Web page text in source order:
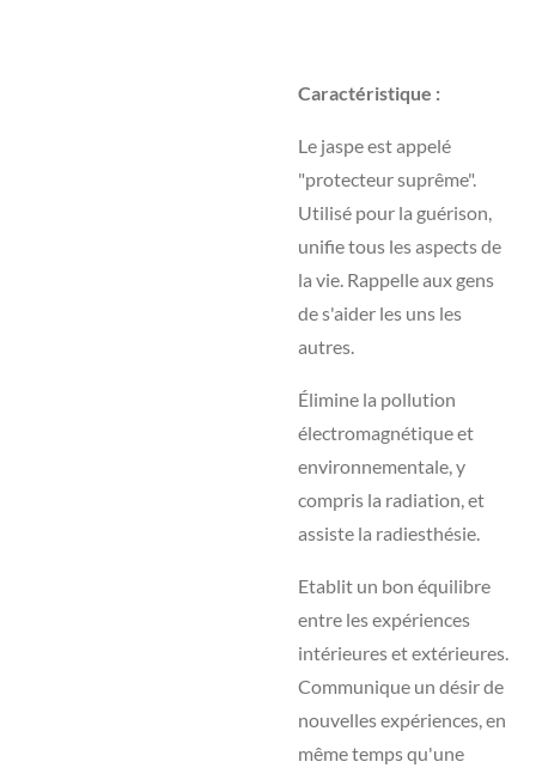
Caractéristique :
Le jaspe est appelé
"protecteur suprême".
Utilisé pour la guérison,
unifie tous les aspects de
la vie. Rappelle aux gens
de s'aider les uns les
autres.
Élimine la pollution
électromagnétique et
environnementale, y
compris la radiation, et
assiste la radiesthésie.
Etablit un bon équilibre
entre les expériences
intérieures et extérieures.
Communique un désir de
nouvelles expériences, en
même temps qu'une